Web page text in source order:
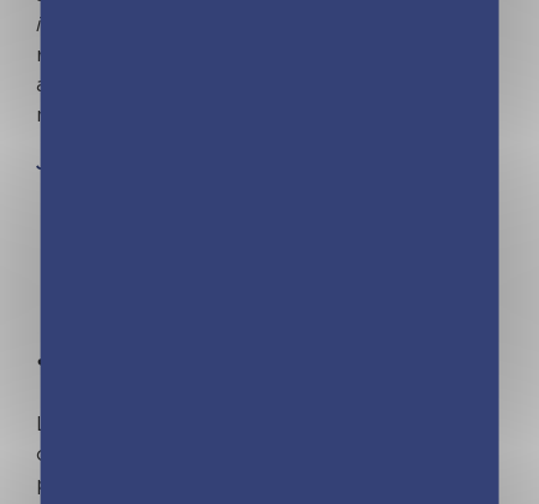
incollables
réponses qui incarne l’apprentissage ludique
avec de nombreux titres adaptés à chaque
niveau scolaire.
Je découvre la collection
Le n°1 des calendriers familiaux ! Un calendrier
compact et maxi aimanté qui centralise le
planning de toute la famille sur le frigo et rend